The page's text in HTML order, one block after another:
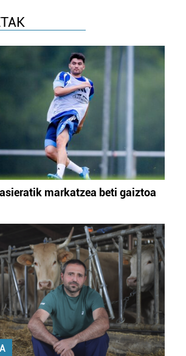
markatzea beti gaiztoa